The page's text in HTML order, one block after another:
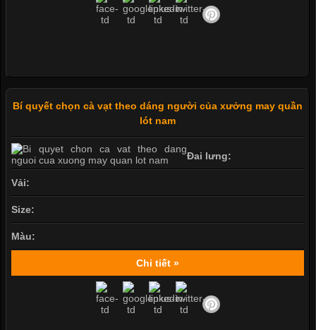
Bí quyết chọn cà vạt theo dáng người của xưởng may quần
lót nam
Đai lưng:
Vải:
Size:
Màu:
Chi tiết »